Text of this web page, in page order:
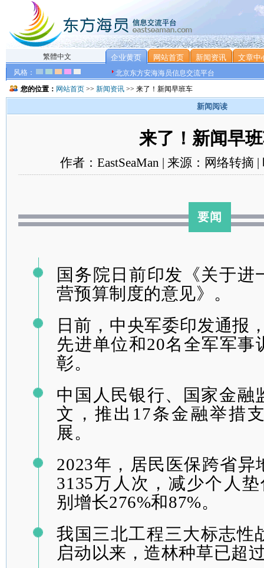
繁體中文
风格：
企业黄页 网站首页 新闻资讯 文章中
北京东方安海海员信息交流平台
您的位置： 网站首页 >> 新闻资讯 >> 来了！新闻早班车
新闻阅读
来了！新闻早
作者：EastSeaMan | 来源：网络转摘
要闻
国务院日前印发《关于进
营预算制度的意见》。
日前，中央军委印发通报
先进单位和20名全军军事
彰。
中国人民银行、国家金融
文，推出 17条金融举措
展。
2023年，居民医保跨省
3135万人次，减少个人垫
别增长276%和87%。
我国三北工程三大标志性
启动以来， 造林种草已超